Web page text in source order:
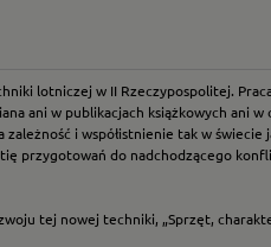
lotniczej w II Rzeczypospolitej.
ani w publikacjach książkowych ani w
i współistnienie tak w świecie
przygotowań do nadchodzącego
tej nowej techniki, „Sprzęt,